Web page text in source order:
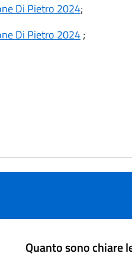
Di Pietro 2024;
Di Pietro 2024;
Quanto sono chiare